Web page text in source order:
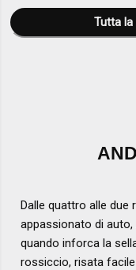
Dalle quattro alle due
appassionato di
quando inforca la
rossiccio, risata